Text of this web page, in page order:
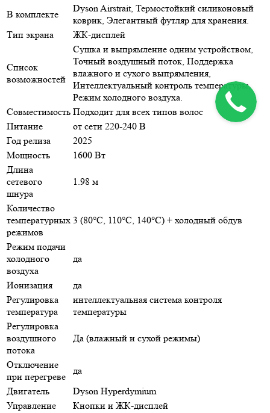
В комплекте
Dyson Airstrait, Термостойкий силиконовый
коврик, Элегантный футляр для хранения.
Тип экрана
ЖК-дисплей
Список
возможностей
Сушка и выпрямление одним устройством,
Точный воздушный поток, Поддержка
влажного и сухого выпрямления,
Интеллектуальный контроль температуры,
Режим холодного воздуха.
Совместимость Подходит для всех типов волос
Питание
от сети 220-240 В
Год релиза
2025
Мощность
1600 Вт
Длина
сетевого
шнура
1.98 м
Количество
температурных
режимов
3 (80°C, 110°C, 140°C) + холодный обдув
Режим подачи
холодного
воздуха
да
Ионизация
да
Регулировка
температура
интеллектуальная система контроля
температуры
Регулировка
воздушного
потока
Да (влажный и сухой режимы)
Отключение
при перегреве
да
Двигатель
Dyson Hyperdymium
Управление
Кнопки и ЖК-дисплей